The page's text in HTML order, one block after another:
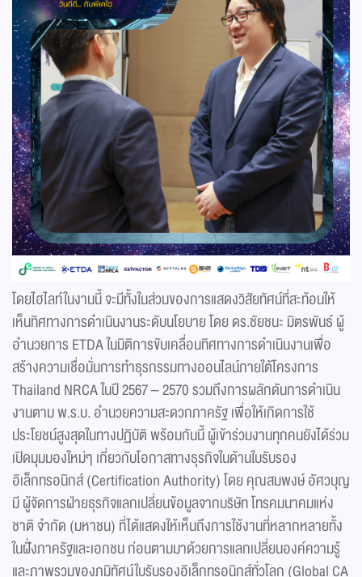
โดยไฮไลท์ในงานนี้ จะมีทั้งในส่วนของการแสดงวิสัยทัศน์ที่สะท้อนให้
เห็นทิศทางการดำเนินงานระดับนโยบาย โดย ดร.ชัยชนะ มิตรพันธ์ ผู้
อำนวยการ ETDA ในมิติการขับเคลื่อนทิศทางการดำเนินงานเพื่อ
สร้างความเชื่อมั่นการทำธุรกรรมทางออนไลน์ภายใต้โครงการ
Thailand NRCA ในปี 2567 – 2570 รวมถึงการผลักดันการดำเนิน
งานตาม พ.ร.บ. อำนวยความสะดวกภาครัฐ เพื่อให้เกิดการใช้
ประโยชน์สูงสุดในทางปฏิบัติ พร้อมกันนี้ ผู้เข้าร่วมงานทุกคนยังได้ร่วม
เปิดมุมมองใหม่ๆ เกี่ยวกับโอกาสทางธุรกิจในด้านใบรับรอง
อิเล็กทรอนิกส์ (Certification Authority) โดย คุณสมพงษ์ อัศวบุญ
มี ผู้จัดการฝ่ายธุรกิจแลกเปลี่ยนข้อมูลจากบริษัท โทรคมนาคมแห่ง
ชาติ จำกัด (มหาชน) ที่ได้แสดงให้เห็นถึงการใช้งานที่หลากหลายทั้ง
ในฝั่งภาครัฐและเอกชน ก่อนตามมาด้วยการแลกเปลี่ยนองค์ความรู้
และภาพรวมของภูมิทัศน์ใบรับรองอิเล็กทรอนิกส์ทั่วโลก (Global CA